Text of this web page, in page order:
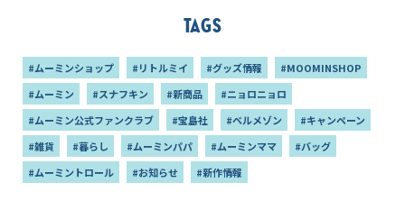
Tags
#ムーミンショップ #リトルミイ #グッズ情報
#MOOMINSHOP
#ムーミン
#スナフキン #新商品
#ニョロニョロ
#ムーミン公式ファンクラブ
#宝島社 #ベルメゾン
#キャンペーン
#雑貨
#暮らし #ムーミンパパ #ムーミンママ
#バッグ
#ムーミントロール
#お知らせ #新作情報